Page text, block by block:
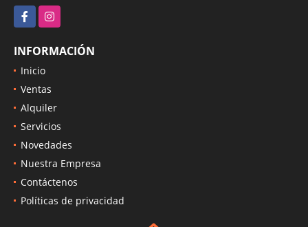
FacebookInstagram
INFORMACIÓN
Inicio
Ventas
Alquiler
Servicios
Novedades
Nuestra Empresa
Contáctenos
Políticas de privacidad